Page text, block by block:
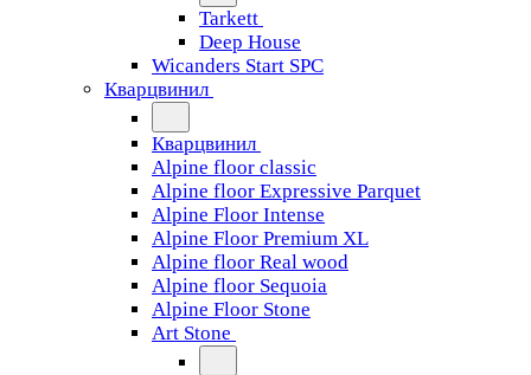
Tarkett
Deep House
Wicanders Start SPC
Кварцвинил
Кварцвинил
Alpine floor classic
Alpine floor Expressive Parquet
Alpine Floor Intense
Alpine Floor Premium XL
Alpine floor Real wood
Alpine floor Sequoia
Alpine Floor Stone
Art Stone